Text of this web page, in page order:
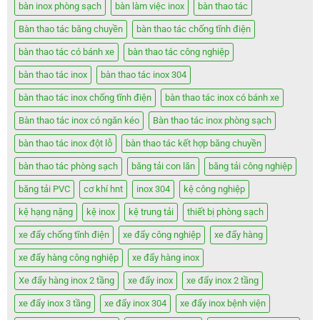
bàn inox phòng sạch bàn làm việc inox bàn thao tác
Bàn thao tác băng chuyền bàn thao tác chống tĩnh điện
bàn thao tác có bánh xe bàn thao tác công nghiệp
bàn thao tác inox bàn thao tác inox 304
bàn thao tác inox chống tĩnh điện bàn thao tác inox có bánh xe
Bàn thao tác inox có ngăn kéo Bàn thao tác inox phòng sạch
bàn thao tác inox đột lỗ bàn thao tác kết hợp băng chuyền
bàn thao tác phòng sạch băng tải con lăn băng tải công nghiệp
băng tải PVC cơ khí hnt inox 304 kệ công nghiệp
kệ hạng nặng kệ inox kệ trung tải thiết bị phòng sạch
xe đẩy chống tĩnh điện xe đẩy công nghiệp xe đẩy hàng
xe đẩy hàng công nghiệp xe đẩy hàng inox
Xe đẩy hàng inox 2 tầng xe đẩy inox xe đẩy inox 2 tầng
xe đẩy inox 3 tầng xe đẩy inox 304 xe đẩy inox bệnh viện